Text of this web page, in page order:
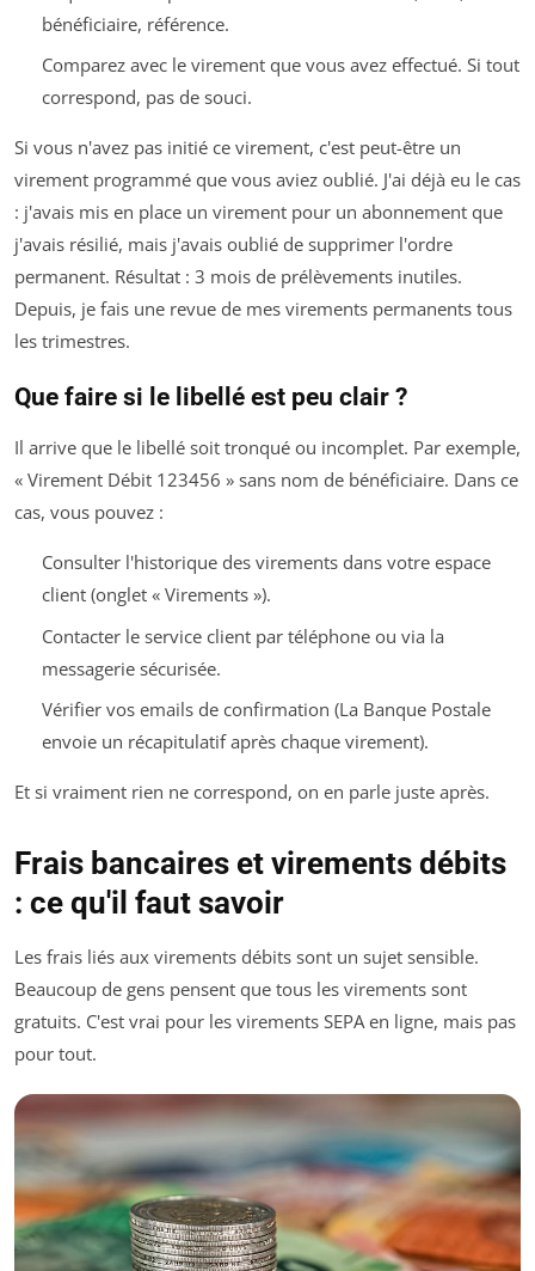
bénéficiaire, référence.
Comparez avec le virement que vous avez effectué. Si tout
correspond, pas de souci.
Si vous n'avez pas initié ce virement, c'est peut-être un
virement programmé que vous aviez oublié. J'ai déjà eu le cas
: j'avais mis en place un virement pour un abonnement que
j'avais résilié, mais j'avais oublié de supprimer l'ordre
permanent. Résultat : 3 mois de prélèvements inutiles.
Depuis, je fais une revue de mes virements permanents tous
les trimestres.
Que faire si le libellé est peu clair ?
Il arrive que le libellé soit tronqué ou incomplet. Par exemple,
« Virement Débit 123456 » sans nom de bénéficiaire. Dans ce
cas, vous pouvez :
Consulter l'historique des virements dans votre espace
client (onglet « Virements »).
Contacter le service client par téléphone ou via la
messagerie sécurisée.
Vérifier vos emails de confirmation (La Banque Postale
envoie un récapitulatif après chaque virement).
Et si vraiment rien ne correspond, on en parle juste après.
Frais bancaires et virements débits
: ce qu'il faut savoir
Les frais liés aux virements débits sont un sujet sensible.
Beaucoup de gens pensent que tous les virements sont
gratuits. C'est vrai pour les virements SEPA en ligne, mais pas
pour tout.